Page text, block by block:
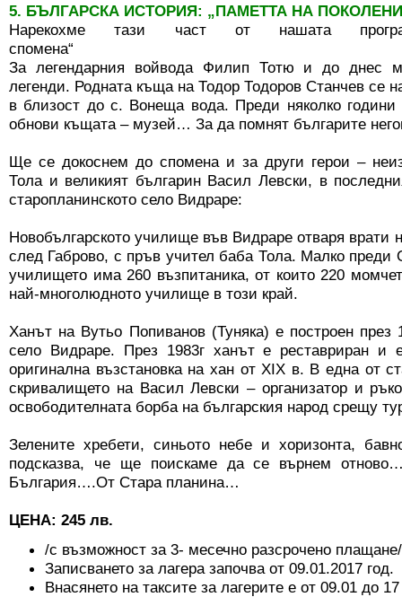
5. БЪЛГАРСКА ИСТОРИЯ: „ПАМЕТТА НА
Нарекохме тази част от нашата
спомена“
За легендарния войвода Филип Тотю и до днес
легенди. Родната къща на Тодор Тодоров Станчев се
в близост до с. Вонеща вода. Преди няколко
обнови къщата – музей… За да помнят българите
Ще се докоснем до спомена и за други герои –
Тола и великият българин Васил Левски, в
старопланинското село Видраре:
Новобългарското училище във Видраре отваря врати
след Габрово, с пръв учител баба Тола. Малко преди
училището има 260 възпитаника, от които 220
най-многолюдното училище в този край.
Ханът на Вутьо Попиванов (Туняка) е построен през
село Видраре. През 1983г ханът е реставриран и
оригинална възстановка на хан от ХІХ в. В една от
скривалището на Васил Левски – организатор и
освободителната борба на българския народ срещу
Зелените хребети, синьото небе и хоризонта,
подсказва, че ще поискаме да се върнем
България….От Стара планина…
ЦЕНА: 245 лв.
/с възможност за 3- месечно разсрочено плащане/
Записването за лагера започва от 09.01.2017 год.
Внасянето на таксите за лагерите е от 09.01 до